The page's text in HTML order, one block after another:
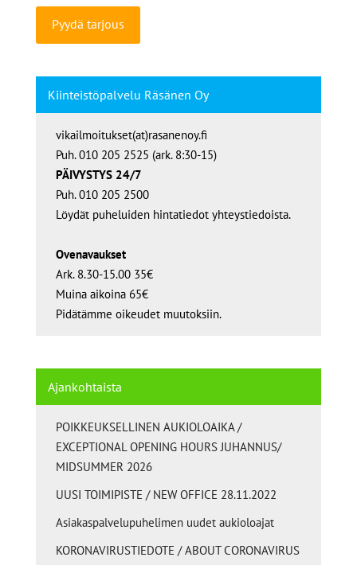
Pyydä tarjous
Kiinteistöpalvelu Räsänen Oy
vikailmoitukset(at)rasanenoy.fi
Puh. 010 205 2525 (ark. 8:30-15)
PÄIVYSTYS 24/7
Puh. 010 205 2500
Löydät puheluiden hintatiedot yhteystiedoista.
Ovenavaukset
Ark. 8.30-15.00 35€
Muina aikoina 65€
Pidätämme oikeudet muutoksiin.
Ajankohtaista
POIKKEUKSELLINEN AUKIOLOAIKA /
EXCEPTIONAL OPENING HOURS JUHANNUS/
MIDSUMMER 2026
UUSI TOIMIPISTE / NEW OFFICE 28.11.2022
Asiakaspalvelupuhelimen uudet aukioloajat
KORONAVIRUSTIEDOTE / ABOUT CORONAVIRUS